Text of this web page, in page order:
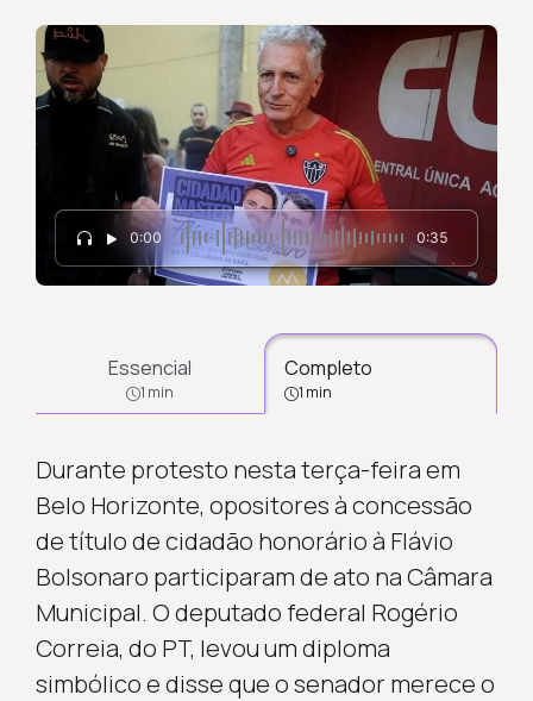
0:00 0:35
Essencial
1 min
Completo
1 min
Durante protesto nesta terça-feira em
Belo Horizonte, opositores à concessão
de título de cidadão honorário à Flávio
Bolsonaro participaram de ato na Câmara
Municipal. O deputado federal Rogério
Correia, do PT, levou um diploma
simbólico e disse que o senador merece o